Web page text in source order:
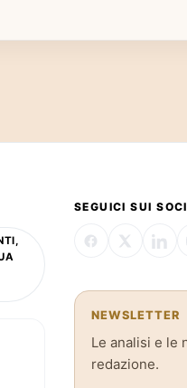
SEGUICI SUI
NEWSLETTER
Le analisi e le
redazione.